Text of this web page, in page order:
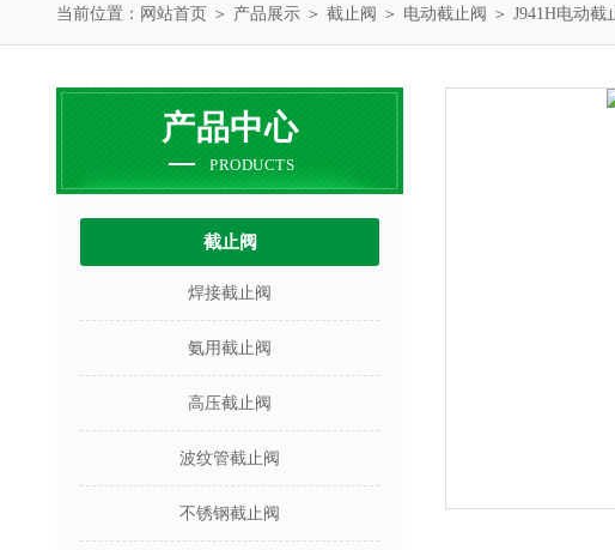
当前位置： 网站首页 ＞ 产品展示 ＞ 截止阀 ＞ 电动截止阀 ＞ J941H电动截
产品中心
PRODUCTS
截止阀
焊接截止阀
氨用截止阀
高压截止阀
波纹管截止阀
不锈钢截止阀